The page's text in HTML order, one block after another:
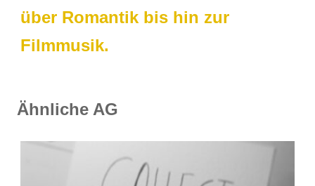
über Romantik bis hin zur
Filmmusik.
Ähnliche AG